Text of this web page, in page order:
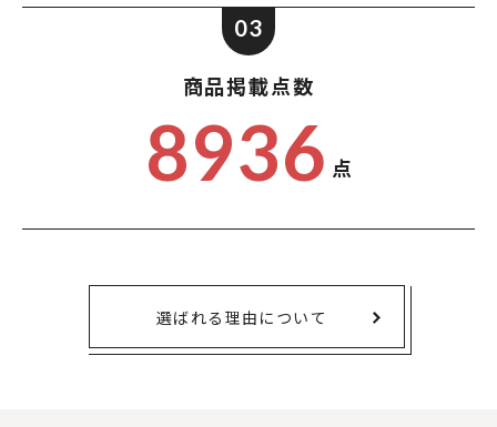
03
商品掲載点数
8936 点
選ばれる理由について